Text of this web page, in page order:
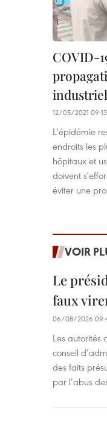
COVID-
12/05/2021 09:13
L’épidémie
endroits les
hôpitaux et
doivent
éviter une
VOIR
Le
faux
06/08/2026
Les autorités
conseil
des faits
par l’abus